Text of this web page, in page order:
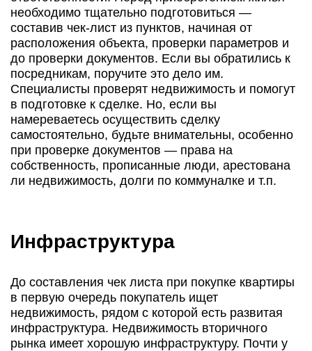
необходимо тщательно подготовиться —
составив чек-лист из пунктов, начиная от
расположения объекта, проверки параметров и
до проверки документов. Если вы обратились к
посредникам, поручите это дело им.
Специалисты проверят недвижимость и помогут
в подготовке к сделке. Но, если вы
намереваетесь осуществить сделку
самостоятельно, будьте внимательны, особенно
при проверке документов — права на
собственность, прописанные люди, арестована
ли недвижимость, долги по коммуналке и т.п.
Инфраструктура
До составления чек листа при покупке квартиры
в первую очередь покупатель ищет
недвижимость, рядом с которой есть развитая
инфраструктура. Недвижимость вторичного
рынка имеет хорошую инфраструктуру. Почти у